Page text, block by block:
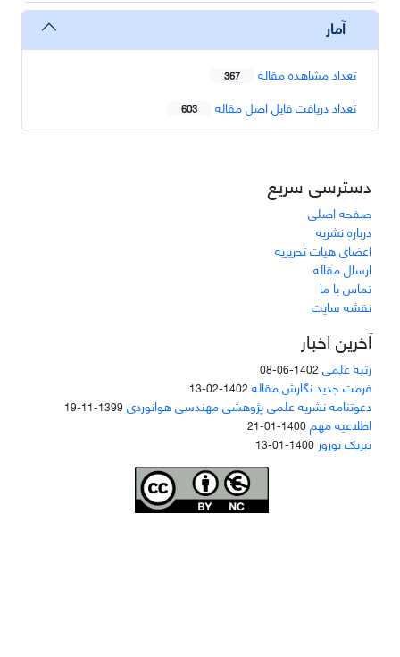
آمار
تعداد مشاهده مقاله 367
تعداد دریافت فایل اصل مقاله 603
دسترسی سریع
صفحه اصلی
درباره نشریه
اعضای هیات تحریریه
ارسال مقاله
تماس با ما
نقشه سایت
آخرین اخبار
رتبه علمی 1402-06-08
فرمت جدید نگارش مقاله 1402-02-13
دعوتنامه نشریه علمی پژوهشی مهندسی هوانوردی1399-11-19
اطلاعیه مهم1400-01-21
تبریک نوروز 1400-01-13